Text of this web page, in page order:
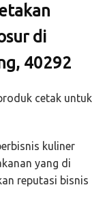
di
40292
cetak untuk
kuliner
yang di
reputasi bisnis